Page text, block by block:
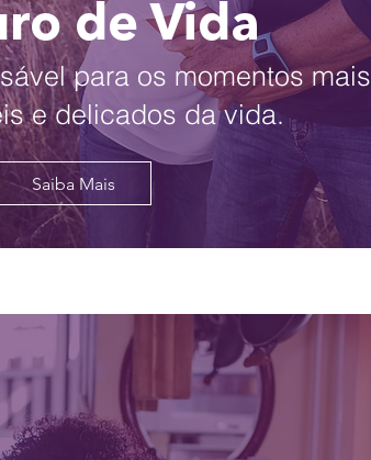
de Vida
para os momentos mais
e delicados da vida.
Saiba Mais